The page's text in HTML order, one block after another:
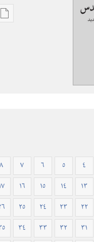
٤ ٥ ٦ ٧ ٨
١٣ ١٤ ١٥ ١٦
٢٢ ٢٣ ٢٤ ٢٥
٣١ ٣٢ ٣٣ ٣٤